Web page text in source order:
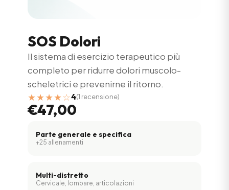
SOS Dolori
Il sistema di esercizio terapeutico più
completo per ridurre dolori muscolo-
scheletrici e prevenirne il ritorno.
★★★★☆4(1 recensione)
€47,00
Parte generale e specifica
+25 allenamenti
Multi-distretto
Cervicale, lombare, articolazioni